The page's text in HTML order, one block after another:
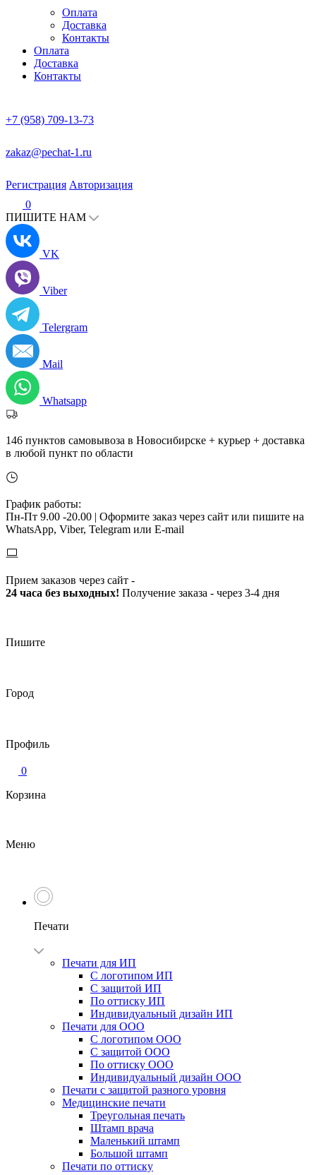
Оплата
Доставка
Контакты
Оплата
Доставка
Контакты
+7 (958) 709-13-73
zakaz@pechat-1.ru
Регистрация Авторизация
0
ПИШИТЕ НАМ
VK
Viber
Telergram
Mail
Whatsapp
146 пунктов самовывоза в Новосибирске + курьер + доставка
в любой пункт по области
График работы:
Пн-Пт 9.00 -20.00 | Оформите заказ через сайт или пишите на
WhatsApp, Viber, Telegram или E-mail
Прием заказов через сайт -
24 часа без выходных! Получение заказа - через 3-4 дня
Пишите
Город
Профиль
0
Корзина
Меню
Печати
Печати для ИП
С логотипом ИП
С защитой ИП
По оттиску ИП
Индивидуальный дизайн ИП
Печати для ООО
С логотипом ООО
С защитой ООО
По оттиску ООО
Индивидуальный дизайн ООО
Печати с защитой разного уровня
Медицинские печати
Треугольная печать
Штамп врача
Маленький штамп
Большой штамп
Печати по оттиску